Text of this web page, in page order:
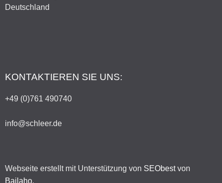
Deutschland
KONTAKTIEREN SIE UNS:
+49 (0)761 490740
info@schleer.de
Webseite erstellt mit Unterstützung von SEObestvon
Bailaho.